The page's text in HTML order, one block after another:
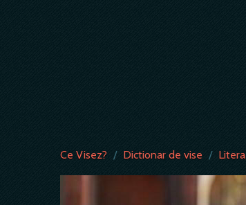
Ce Visez? / Dictionar de vise /